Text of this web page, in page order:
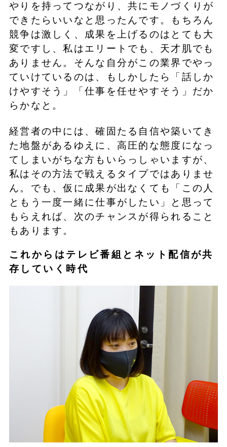
やりを持ってつながり、共にモノづくりが
できたらいいなと思ったんです。もちろん
競争は激しく、成果を上げるのはとても大
変ですし、私はエリートでも、天才肌でも
ありません。そんな自分がこの業界でやっ
ていけているのは、もしかしたら「話しか
けやすそう」「仕事を任せやすそう」だか
らかなと。
経営者の中には、確固たる自信や築いてき
た地盤があるゆえに、高圧的な態度になっ
てしまいがちな方もいらっしゃいますが、
私はその方法で戦えるタイプではありませ
ん。でも、仮に成果が出なくても「この人
ともう一度一緒に仕事がしたい」と思って
もらえれば、次のチャンスが得られること
もあります。
これからはテレビ番組とネット配信が共
存していく時代